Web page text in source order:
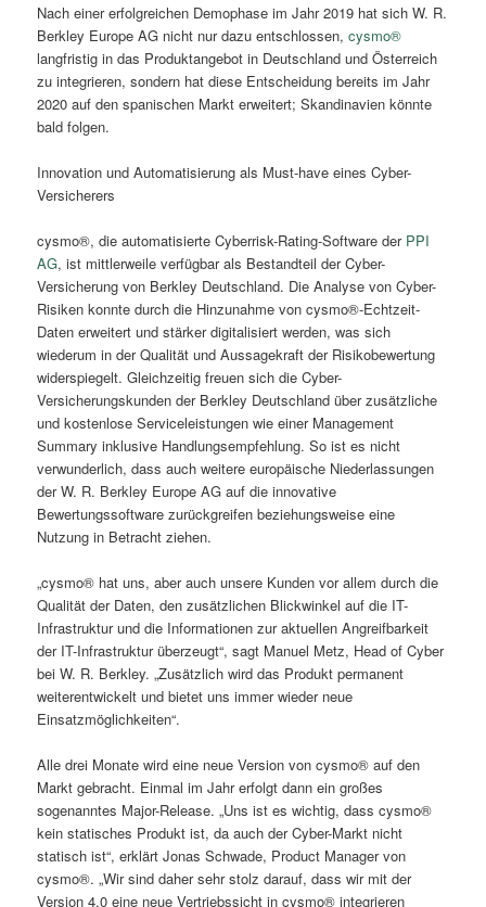
Nach einer erfolgreichen Demophase im Jahr 2019 hat sich W. R.
Berkley Europe AG nicht nur dazu entschlossen,cysmo®
langfristig in das Produktangebot in Deutschland und Österreich
zu integrieren, sondern hat diese Entscheidung bereits im Jahr
2020 auf den spanischen Markt erweitert; Skandinavien könnte
bald folgen.
Innovation und Automatisierung als Must-have eines Cyber-
Versicherers
cysmo®, die automatisierte Cyberrisk-Rating-Software der PPI
AG, ist mittlerweile verfügbar als Bestandteil der Cyber-
Versicherung von Berkley Deutschland. Die Analyse von Cyber-
Risiken konnte durch die Hinzunahme von cysmo®-Echtzeit-
Daten erweitert und stärker digitalisiert werden, was sich
wiederum in der Qualität und Aussagekraft der Risikobewertung
widerspiegelt. Gleichzeitig freuen sich die Cyber-
Versicherungskunden der Berkley Deutschland über zusätzliche
und kostenlose Serviceleistungen wie einer Management
Summary inklusive Handlungsempfehlung. So ist es nicht
verwunderlich, dass auch weitere europäische Niederlassungen
der W. R. Berkley Europe AG auf die innovative
Bewertungssoftware zurückgreifen beziehungsweise eine
Nutzung in Betracht ziehen.
„cysmo® hat uns, aber auch unsere Kunden vor allem durch die
Qualität der Daten, den zusätzlichen Blickwinkel auf die IT-
Infrastruktur und die Informationen zur aktuellen Angreifbarkeit
der IT-Infrastruktur überzeugt“, sagt Manuel Metz, Head of Cyber
bei W. R. Berkley. „Zusätzlich wird das Produkt permanent
weiterentwickelt und bietet uns immer wieder neue
Einsatzmöglichkeiten“.
Alle drei Monate wird eine neue Version von cysmo® auf den
Markt gebracht. Einmal im Jahr erfolgt dann ein großes
sogenanntes Major-Release. „Uns ist es wichtig, dass cysmo®
kein statisches Produkt ist, da auch der Cyber-Markt nicht
statisch ist“, erklärt Jonas Schwade, Product Manager von
cysmo®. „Wir sind daher sehr stolz darauf, dass wir mit der
Version 4.0 eine neue Vertriebssicht in cysmo® integrieren